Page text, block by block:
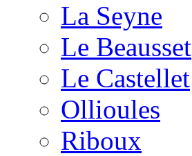
La Seyne
Le Beausset
Le Castellet
Ollioules
Riboux